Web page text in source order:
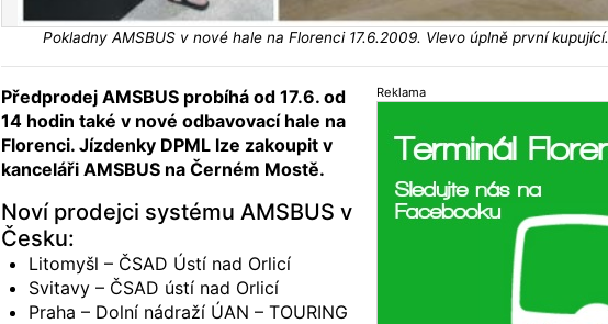
Pokladny AMSBUS v nové hale na Florenci 17.6.2009. Vlevo úplně první kupující.
Reklama
Předprodej AMSBUS probíhá od 17.6. od
14 hodin také v nové odbavovací hale na
Florenci. Jízdenky DPML lze zakoupit v
kanceláři AMSBUS na Černém Mostě.
Noví prodejci systému AMSBUS v
Česku:
Litomyšl – ČSAD Ústí nad Orlicí
Svitavy – ČSAD ústí nad Orlicí
Praha – Dolní nádraží ÚAN – TOURING